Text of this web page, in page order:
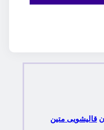
قالیشویی متین